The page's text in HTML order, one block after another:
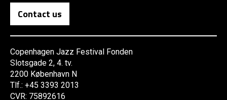
Contact us
Copenhagen Jazz Festival Fonden
Slotsgade 2, 4. tv.
2200 København N
Tlf.: +45 3393 2013
CVR: 75892616